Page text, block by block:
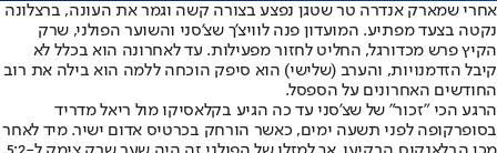
אחרי שמארק אנדרה טר שטגן נפצע בצורה קשה וגמר את העונה, ברצלונה
נקטה בצעד מפתיע. המועדון פנה לוויצ'ך שצ'סני והשוער הפולני, שרק
הקיץ פרש מכדורגל, החליט לחזור מפעילות. עד לאחרונה הוא בכלל לא
קיבל הזדמנויות, והערב (שלישי) הוא סיפק הוכחה ללמה הוא בילה את רוב
החודשים האחרונים על הספסל.
הרגע הכי "זכור" של שצ'סני עד כה הגיע בקלאסיקו מול ריאל מדריד
בסופרקופה לפני תשעה ימים, כאשר הורחק בכרטיס אדום ישיר. מיד לאחר